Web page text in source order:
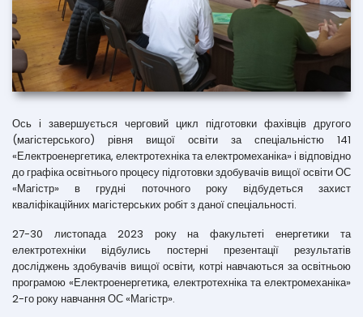
Ось і завершується черговий цикл підготовки фахівців другого
(магістерського) рівня вищої освіти за спеціальністю 141
«Електроенергетика, електротехніка та електромеханіка» і відповідно
до графіка освітнього процесу підготовки здобувачів вищої освіти ОС
«Магістр» в грудні поточного року відбудеться захист
кваліфікаційних магістерських робіт з даної спеціальності.
27-30 листопада 2023 року на факультеті енергетики та
електротехніки відбулись постерні презентації результатів
досліджень здобувачів вищої освіти, котрі навчаються за освітньою
програмою «Електроенергетика, електротехніка та електромеханіка»
2-го року навчання ОС «Магістр».